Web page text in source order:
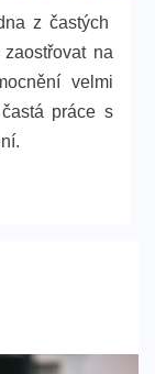
z častých
na
velmi
práce s